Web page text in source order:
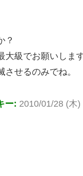
？
大級でお願いしま
せるのみでね。
ー: 2010/01/28 (木